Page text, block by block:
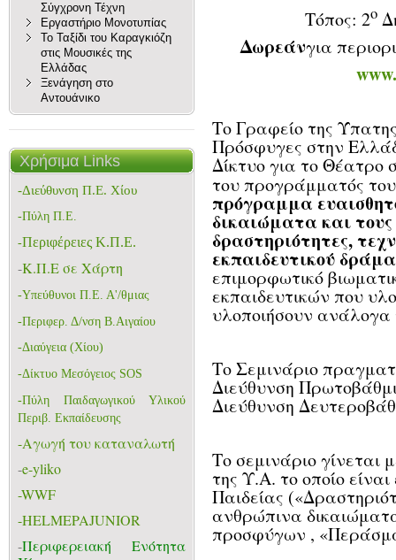
Σύγχρονη Τέχνη
Εργαστήριο Μονοτυπίας
Το Ταξίδι του Καραγκιόζη
στις Μουσικές της
Ελλάδας
Ξενάγηση στο
Αντουάνικο
Χρήσιμα Links
-Διεύθυνση Π.Ε. Χίου
-Πύλη Π.Ε.
-Περιφέρειες Κ.Π.Ε.
-K.Π.Ε σε Χάρτη
-Υπεύθυνοι Π.Ε. Α'/θμιας
-Περιφερ. Δ/νση Β.Αιγαίου
-Διαύγεια (Χίου)
-Δίκτυο Μεσόγειος SOS
-Πύλη Παιδαγωγικού Υλικού
Περιβ. Εκπαίδευσης
-Aγωγή του καταναλωτή
-e-yliko
-WWF
-HELMEPAJUNIOR
-Περιφερειακή Ενότητα
Τόπος: 2ο
Δωρεάνγια
Το Γραφείο της
Πρόσφυγες στην
Δίκτυο για το Θέατρο
του προγράμματός
πρόγραμμα
δικαιώματα και
δραστηριότητες,
εκπαιδευτικού
επιμορφωτικό
εκπαιδευτικών που
υλοποιήσουν
Το Σεμινάριο
Διεύθυνση
Διεύθυνση
Το σεμινάριο γίνεται
της Υ.Α. το οποίο
Παιδείας (
ανθρώπινα
προσφύγων , «